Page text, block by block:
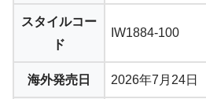
スタイルコー
ド
IW1884-100
海外発売日 2026年7月24日